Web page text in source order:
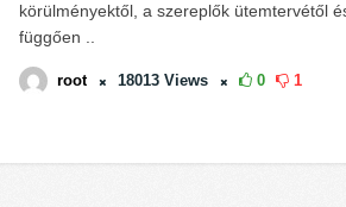
körülményektől, a szereplők ütemtervétől
függően ..
root 18013 Views 0 1